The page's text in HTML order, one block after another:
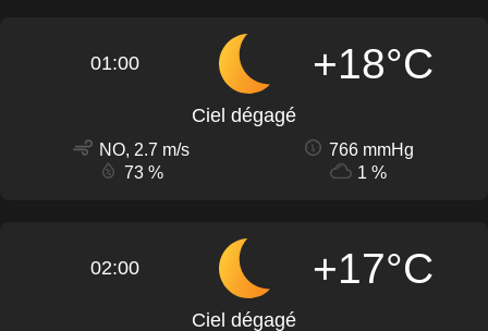
01:00 +18°C
Ciel dégagé
NO, 2.7 m/s
766 mmHg
73 %
1 %
02:00 +17°C
Ciel dégagé